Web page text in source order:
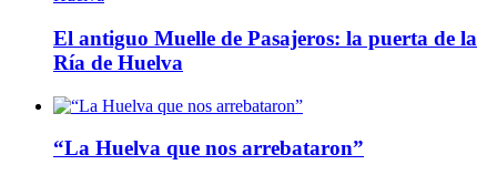
El antiguo Muelle de Pasajeros: la puerta de la
Ría de Huelva
“La Huelva que nos arrebataron”